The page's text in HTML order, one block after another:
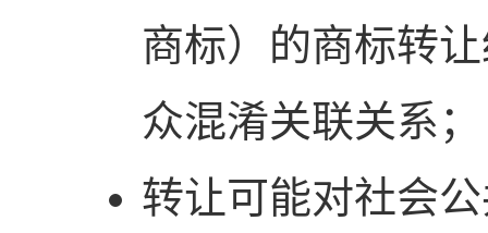
商标）的商标转
众混淆关联关系；
转让可能对社会